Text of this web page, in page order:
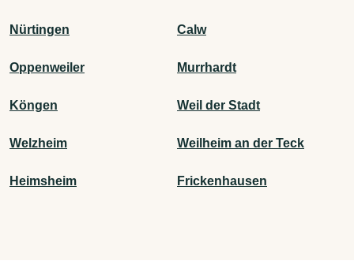
Nürtingen Calw
Oppenweiler Murrhardt
Köngen Weil der Stadt
Welzheim Weilheim an der Teck
Heimsheim Frickenhausen